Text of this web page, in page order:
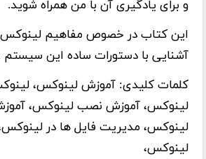
و برای یادگیری آن با من همراه شوید.
این کتاب در خصوص مفاهیم لینوکس
آشنایی با دستورات ساده این
کلمات کلیدی: آموزش لینوکس،
لینوکس، آموزش نصب لینوکس،
لینوکس، مدیریت فایل ها در
لینوکس،